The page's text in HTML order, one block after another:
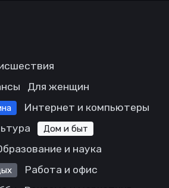
Для женщин
Интернет и компьютеры
Дом и быт
и наука
Работа и офис